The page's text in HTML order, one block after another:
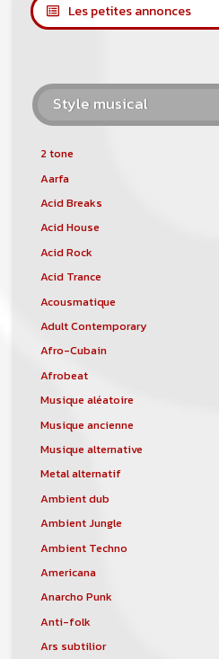
Les petites annonces
Style musical
2 tone
Aarfa
Acid Breaks
Acid House
Acid Rock
Acid Trance
Acousmatique
Adult Contemporary
Afro-Cubain
Afrobeat
Musique aléatoire
Musique ancienne
Musique alternative
Metal alternatif
Ambient dub
Ambient Jungle
Ambient Techno
Americana
Anarcho Punk
Anti-folk
Ars subtilior